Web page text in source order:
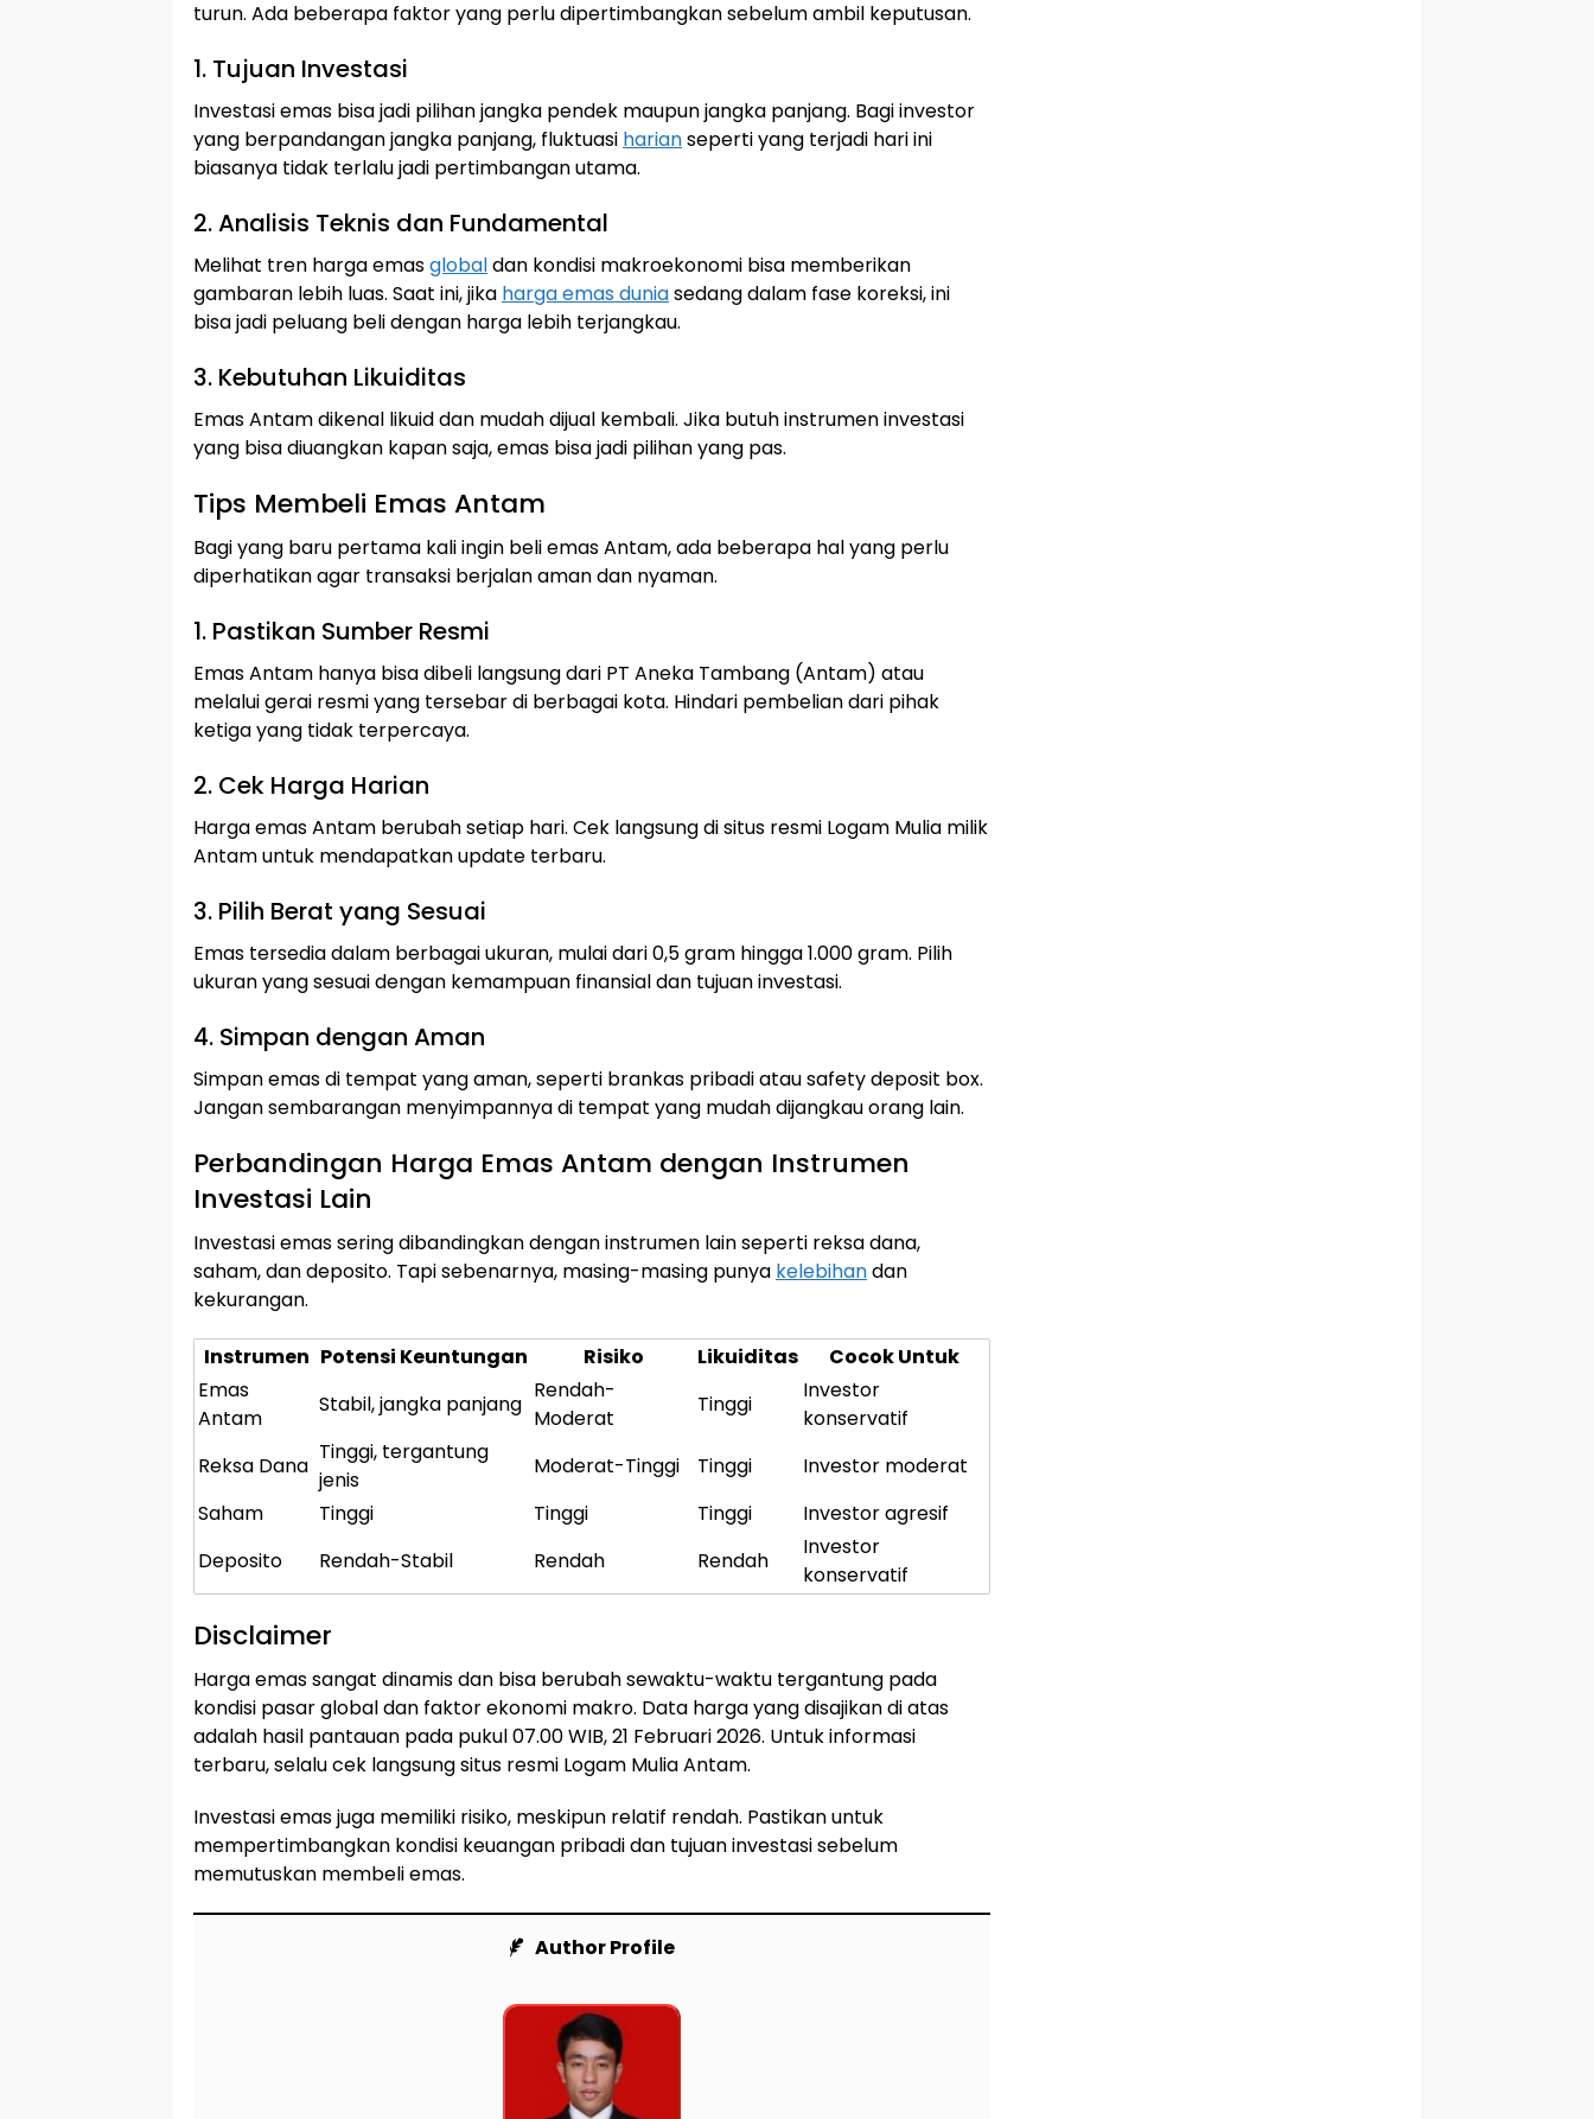
turun. Ada beberapa faktor yang perlu dipertimbangkan sebelum ambil keputusan.
1. Tujuan Investasi
Investasi emas bisa jadi pilihan jangka pendek maupun jangka panjang. Bagi investor
yang berpandangan jangka panjang, fluktuasi harianseperti yang terjadi hari ini
biasanya tidak terlalu jadi pertimbangan utama.
2. Analisis Teknis dan Fundamental
Melihat tren harga emasglobaldan kondisi makroekonomi bisa memberikan
gambaran lebih luas. Saat ini, jika harga emas duniasedang dalam fase koreksi, ini
bisa jadi peluang beli dengan harga lebih terjangkau.
3. Kebutuhan Likuiditas
Emas Antam dikenal likuid dan mudah dijual kembali. Jika butuh instrumen investasi
yang bisa diuangkan kapan saja, emas bisa jadi pilihan yang pas.
Tips Membeli Emas Antam
Bagi yang baru pertama kali ingin beli emas Antam, ada beberapa hal yang perlu
diperhatikan agar transaksi berjalan aman dan nyaman.
1. Pastikan Sumber Resmi
Emas Antam hanya bisa dibeli langsung dari PT Aneka Tambang (Antam) atau
melalui gerai resmi yang tersebar di berbagai kota. Hindari pembelian dari pihak
ketiga yang tidak terpercaya.
2. Cek Harga Harian
Harga emas Antam berubah setiap hari. Cek langsung di situs resmi Logam Mulia milik
Antam untuk mendapatkan update terbaru.
3. Pilih Berat yang Sesuai
Emas tersedia dalam berbagai ukuran, mulai dari 0,5 gram hingga 1.000 gram. Pilih
ukuran yang sesuai dengan kemampuan finansial dan tujuan investasi.
4. Simpan dengan Aman
Simpan emas di tempat yang aman, seperti brankas pribadi atau safety deposit box.
Jangan sembarangan menyimpannya di tempat yang mudah dijangkau orang lain.
Perbandingan Harga Emas Antam dengan Instrumen
Investasi Lain
Investasi emas sering dibandingkan dengan instrumen lain seperti reksa dana,
saham, dan deposito. Tapi sebenarnya, masing-masing punya kelebihandan
kekurangan.
Instrumen Potensi Keuntungan Risiko Likuiditas
Cocok Untuk
Emas
Antam
Stabil, jangka panjang
Rendah-
Moderat
Tinggi
Investor
konservatif
Reksa Dana
Tinggi, tergantung
jenis
Moderat-Tinggi Tinggi
Investor moderat
Saham
Tinggi Tinggi Tinggi
Investor agresif
Deposito
Rendah-Stabil Rendah Rendah
Investor
konservatif
Disclaimer
Harga emas sangat dinamis dan bisa berubah sewaktu-waktu tergantung pada
kondisi pasar global dan faktor ekonomi makro. Data harga yang disajikan di atas
adalah hasil pantauan pada pukul 07.00 WIB, 21 Februari 2026. Untuk informasi
terbaru, selalu cek langsung situs resmi Logam Mulia Antam.
Investasi emas juga memiliki risiko, meskipun relatif rendah. Pastikan untuk
mempertimbangkan kondisi keuangan pribadi dan tujuan investasi sebelum
memutuskan membeli emas.
Author Profile